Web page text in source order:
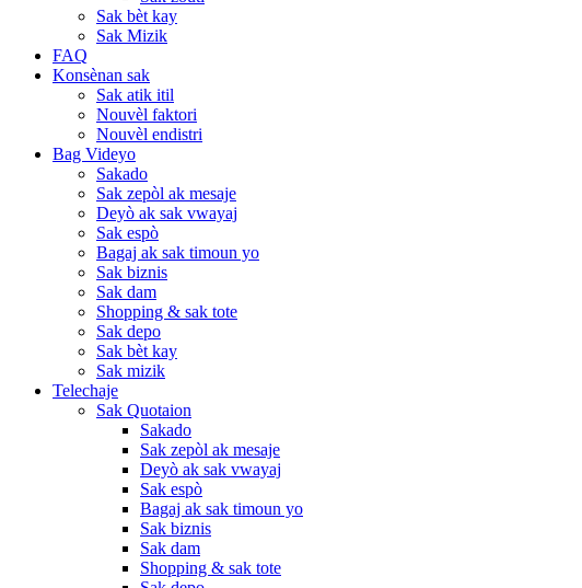
Sak bèt kay
Sak Mizik
FAQ
Konsènan sak
Sak atik itil
Nouvèl faktori
Nouvèl endistri
Bag Videyo
Sakado
Sak zepòl ak mesaje
Deyò ak sak vwayaj
Sak espò
Bagaj ak sak timoun yo
Sak biznis
Sak dam
Shopping & sak tote
Sak depo
Sak bèt kay
Sak mizik
Telechaje
Sak Quotaion
Sakado
Sak zepòl ak mesaje
Deyò ak sak vwayaj
Sak espò
Bagaj ak sak timoun yo
Sak biznis
Sak dam
Shopping & sak tote